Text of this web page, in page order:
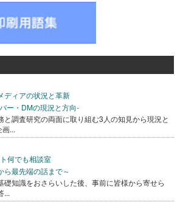
ディアの状況と革新
ー・DMの現況と方向-
と調査研究の両面に取り組む3人の知見から現況と
...
何でも相談室
ら最先端の話まで～
礎知識をおさらいした後、事前に皆様から寄せら
...